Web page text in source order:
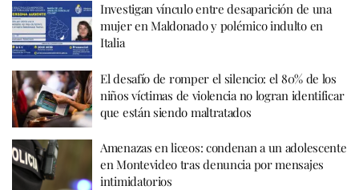
Investigan vínculo entre desaparición de una
mujer en Maldonado y polémico indulto en
Italia
El desafío de romper el silencio: el 80% de los
niños víctimas de violencia no logran identificar
que están siendo maltratados
Amenazas en liceos: condenan a un adolescente
en Montevideo tras denuncia por mensajes
intimidatorios